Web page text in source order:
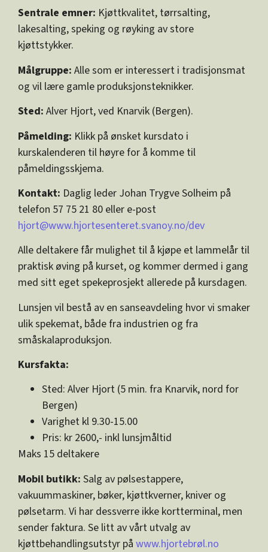
Sentrale emner: Kjøttkvalitet, tørrsalting,
lakesalting, speking og røyking av store
kjøttstykker.
Målgruppe: Alle som er interessert i tradisjonsmat
og vil lære gamle produksjonsteknikker.
Sted: Alver Hjort, ved Knarvik (Bergen).
Påmelding: Klikk på ønsket kursdato i
kurskalenderen til høyre for å komme til
påmeldingsskjema.
Kontakt: Daglig leder Johan Trygve Solheim på
telefon 57 75 21 80 eller e-post
hjort@www.hjortesenteret.svanoy.no/dev
Alle deltakere får mulighet til å kjøpe et lammelår til
praktisk øving på kurset, og kommer dermed i gang
med sitt eget spekeprosjekt allerede på kursdagen.
Lunsjen vil bestå av en sanseavdeling hvor vi smaker
ulik spekemat, både fra industrien og fra
småskalaproduksjon.
Kursfakta:
Sted: Alver Hjort (5 min. fra Knarvik, nord for
Bergen)
Varighet kl 9.30-15.00
Pris: kr 2600,- inkl lunsjmåltid
Maks 15 deltakere
Mobil butikk: Salg av pølsestappere,
vakuummaskiner, bøker, kjøttkverner, kniver og
pølsetarm. Vi har dessverre ikke kortterminal, men
sender faktura. Se litt av vårt utvalg av
kjøttbehandlingsutstyr på www.hjortebrøl.no